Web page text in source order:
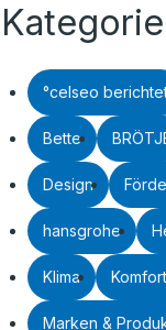
°celseo
Bette
Design
hansgrohe
Klima
Marken &